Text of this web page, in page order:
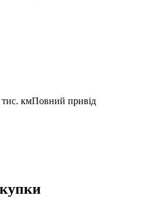
тис. кмПовний привід